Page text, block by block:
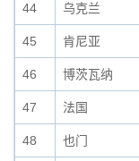
44 乌克兰
45 肯尼亚
46 博茨瓦纳
47 法国
48 也门